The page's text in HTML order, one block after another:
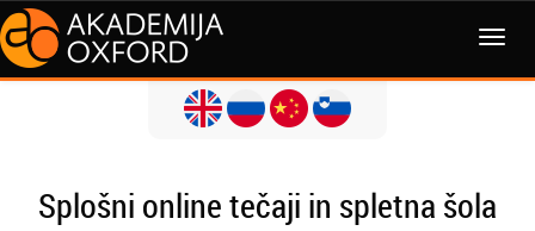
MENI
Splošni online tečaji in spletna šola